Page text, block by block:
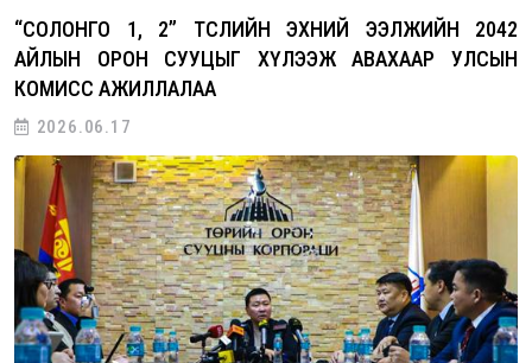
“СОЛОНГО 1, 2” ТӨСЛИЙН ЭХНИЙ ЭЭЛЖИЙН 2042
АЙЛЫН ОРОН СУУЦЫГ ХҮЛЭЭЖ АВАХААР УЛСЫН
КОМИСС АЖИЛЛАЛАА
2026.06.17